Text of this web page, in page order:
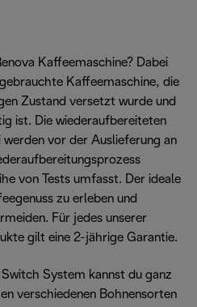
Kaffeemaschine? Dabei
Kaffeemaschine, die
Zustand versetzt wurde und
ist. Die wiederaufbereiteten
vor der Auslieferung an
von Tests umfasst. Der ideale
zu erleben und
Für jedes unserer
gilt eine 2-jährige Garantie.
System kannst du ganz
verschiedenen Bohnensorten